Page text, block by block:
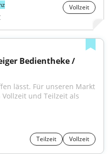
Vollzeit
Bedientheke /
lässt. Für unseren Markt
Teilzeit Vollzeit